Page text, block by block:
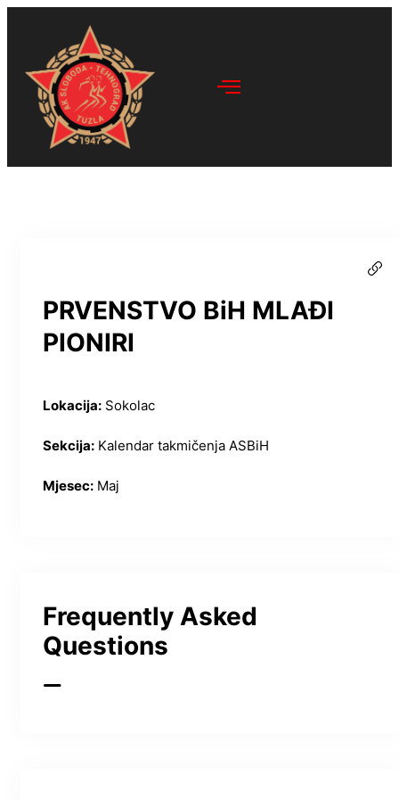
PRVENSTVO BiH MLAĐI
PIONIRI
Lokacija: Sokolac
Sekcija: Kalendar takmičenja ASBiH
Mjesec: Maj
Frequently Asked
Questions